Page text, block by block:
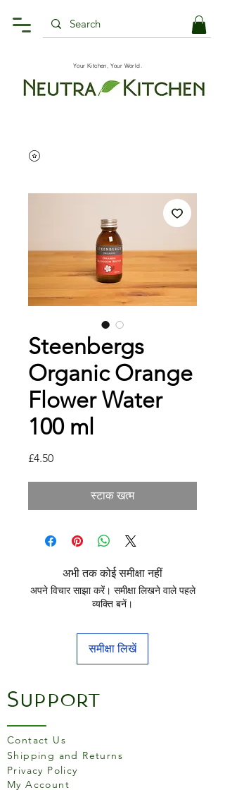
Your Kitchen, Your World.
Steenbergs
Organic Orange
Flower Water
100 ml
£4.50मूल्य
स्टाक खत्म
अभी तक कोई समीक्षा नहीं
अपने विचार साझा करें। समीक्षा लिखने वाले पहले
व्यक्ति बनें।
समीक्षा लिखें
Support
Contact Us
Shipping and Returns
Privacy Policy
My Account